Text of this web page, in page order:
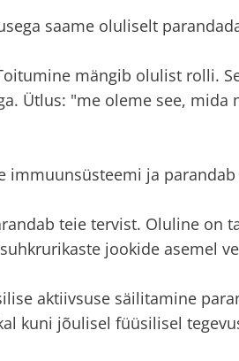
saame oluliselt
mängib olulist rolli.
Ütlus: "me oleme see, mida
immuunsüsteemi ja
teie tervist. Oluline on
jookide asemel
aktiivsuse säilitamine
kuni jõulisel füüsilisel